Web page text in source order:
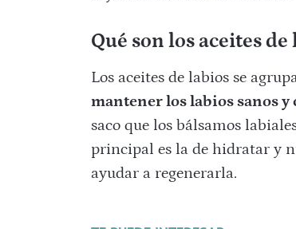
Qué son los aceites de
Los aceites de labios se
mantener los labios sanos y
saco que los bálsamos
principal es la de hidratar y
ayudar a regenerarla.